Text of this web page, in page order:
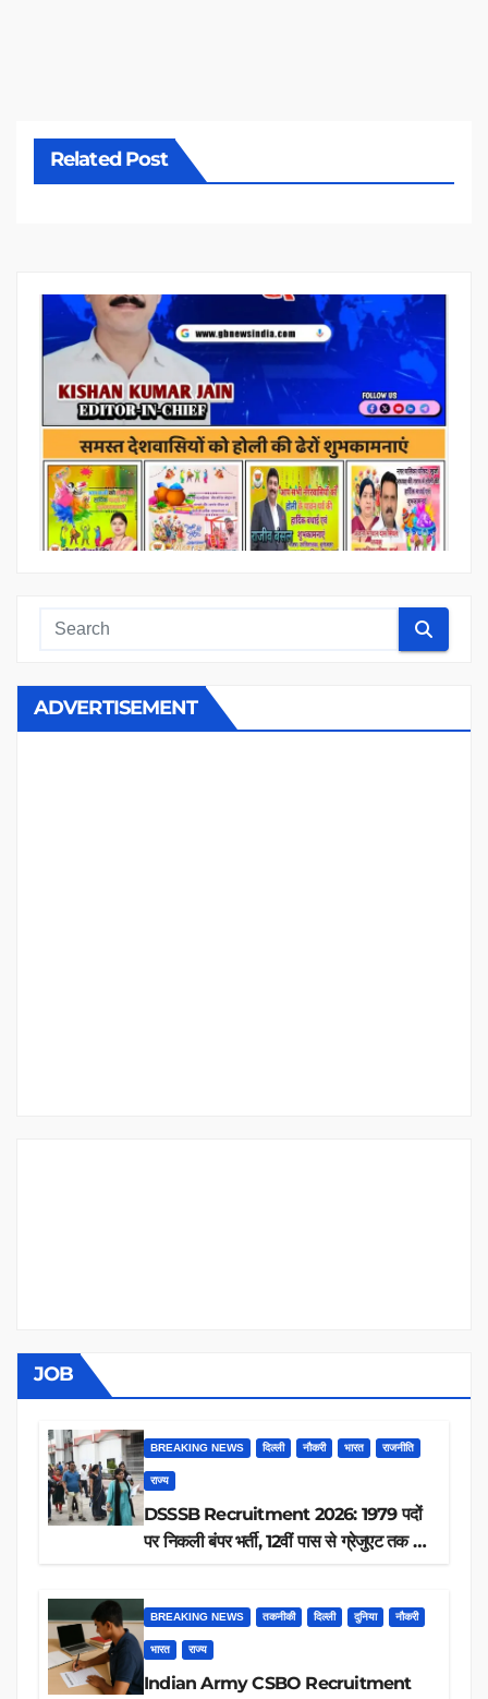
Related Post
ADVERTISEMENT
JOB
BREAKING NEWS दिल्ली नौकरी भारत राजनीति
राज्य
DSSSB Recruitment 2026: 1979 पदों
पर निकली बंपर भर्ती, 12वीं पास से ग्रेजुएट तक करें
BREAKING NEWS तकनीकी दिल्ली दुनिया नौकरी
भारत राज्य
Indian Army CSBO Recruitment